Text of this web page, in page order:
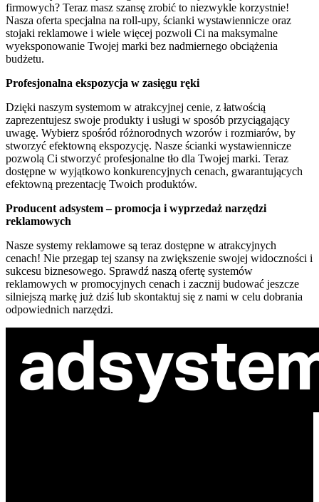
firmowych? Teraz masz szansę zrobić to niezwykle korzystnie!
Nasza oferta specjalna na roll-upy, ścianki wystawiennicze oraz
stojaki reklamowe i wiele więcej pozwoli Ci na maksymalne
wyeksponowanie Twojej marki bez nadmiernego obciążenia
budżetu.
Profesjonalna ekspozycja w zasięgu ręki
Dzięki naszym systemom w atrakcyjnej cenie, z łatwością
zaprezentujesz swoje produkty i usługi w sposób przyciągający
uwagę. Wybierz spośród różnorodnych wzorów i rozmiarów, by
stworzyć efektowną ekspozycję. Nasze ścianki wystawiennicze
pozwolą Ci stworzyć profesjonalne tło dla Twojej marki. Teraz
dostępne w wyjątkowo konkurencyjnych cenach, gwarantujących
efektowną prezentację Twoich produktów.
Producent adsystem – promocja i wyprzedaż narzędzi
reklamowych
Nasze systemy reklamowe są teraz dostępne w atrakcyjnych
cenach! Nie przegap tej szansy na zwiększenie swojej widoczności i
sukcesu biznesowego. Sprawdź naszą ofertę systemów
reklamowych w promocyjnych cenach i zacznij budować jeszcze
silniejszą markę już dziś lub skontaktuj się z nami w celu dobrania
odpowiednich narzędzi.